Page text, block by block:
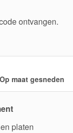
ontvangen.
Op maat gesneden
platen